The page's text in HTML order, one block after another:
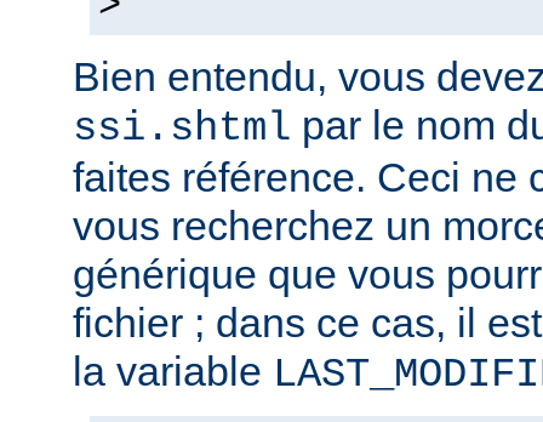
Bien entendu, vous
ssi.shtml par le nom
faites référence. Ceci ne
vous recherchez un
générique que vous
fichier ; dans ce cas, il
la variable